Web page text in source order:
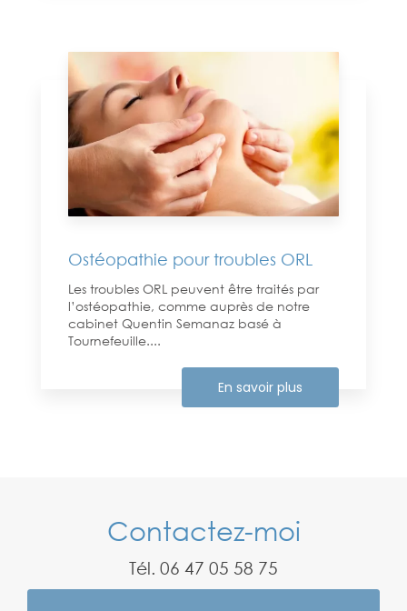
Ostéopathie pour troubles ORL
Les troubles ORL peuvent être traités par
l’ostéopathie, comme auprès de notre
cabinet Quentin Semanaz basé à
Tournefeuille....
En savoir plus
Contactez-moi
Tél. 06 47 05 58 75